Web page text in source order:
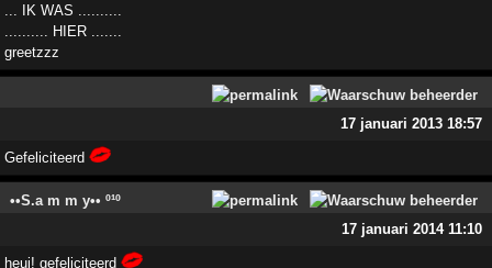
... IK WAS ..........
.......... HIER .......
greetzzz
17 januari 2013 18:57
Gefeliciteerd
••S.a m m y•• º¹º
17 januari 2014 11:10
heuj! gefeliciteerd